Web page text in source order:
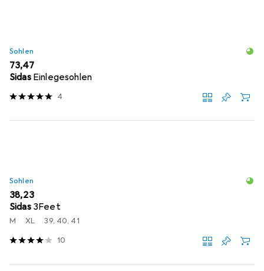
Sohlen
EUR
73,47
Sidas Einlegesohlen
4
Sohlen
EUR
38,23
Sidas 3Feet
M XL 39, 40, 41
10